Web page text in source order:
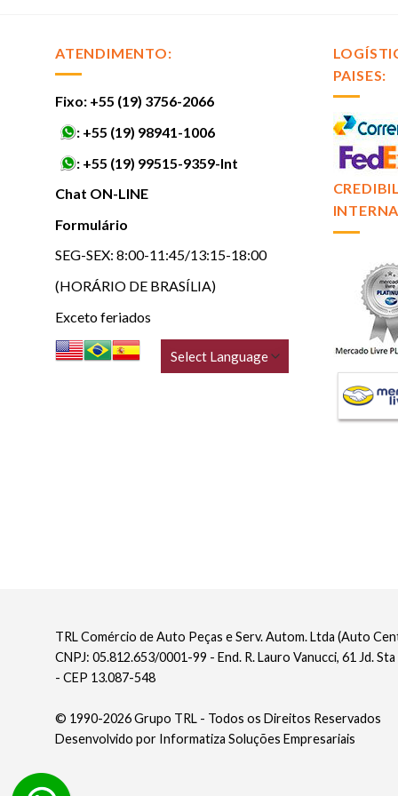
ATENDIMENTO:
Fixo: +55 (19) 3756-2066
: +55 (19) 98941-1006
: +55 (19) 99515-9359-Int
Chat ON-LINE
Formulário
SEG-SEX: 8:00-11:45/13:15-18:00
(HORÁRIO DE BRASÍLIA)
Exceto feriados
PAISES:
TRL Comércio de Auto Peças e Serv. Autom. Ltda (Auto
CNPJ: 05.812.653/0001-99 - End. R. Lauro Vanucci, 61 Jd.
- CEP 13.087-548
© 1990-2026 Grupo TRL - Todos os Direitos Reservados
Desenvolvido por Informatiza Soluções Empresariais